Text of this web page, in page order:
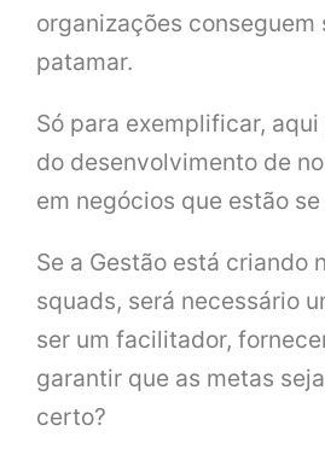
organizações conseguem
patamar.
Só para exemplificar,
do desenvolvimento de
em negócios que estão
Se a Gestão está criando
squads, será necessário
ser um facilitador,
garantir que as metas
certo?